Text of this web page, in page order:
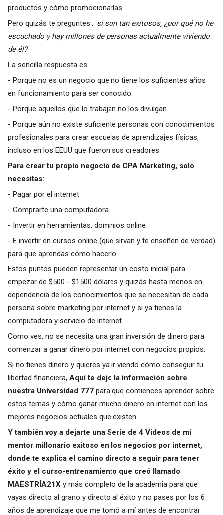
productos y cómo promocionarlas.
Pero quizás te preguntes… si son tan exitosos, ¿por qué no he
escuchado y hay millones de personas actualmente viviendo
de él?
La sencilla respuesta es:
- Porque no es un negocio que no tiene los suficientes años
en funcionamiento para ser conocido.
- Porque aquellos que lo trabajan no los divulgan.
- Porque aún no existe suficiente personas con conocimientos
profesionales para crear escuelas de aprendizajes físicas,
incluso en los EEUU que fueron sus creadores.
Para crear tu propio negocio de CPA Marketing, solo
necesitas:
- Pagar por el internet
- Comprarte una computadora
- Invertir en herramientas, dominios online
- E invertir en cursos online (que sirvan y te enseñen de verdad)
para que aprendas cómo hacerlo
Estos puntos pueden representar un costo inicial para
empezar de $500 - $1500 dólares y quizás hasta menos en
dependencia de los conocimientos que se necesitan de cada
persona sobre marketing por internet y si ya tienes la
computadora y servicio de internet.
Como ves, no se necesita una gran inversión de dinero para
comenzar a ganar dinero por internet con negocios propios.
Si no tienes dinero y quieres ya ir viendo cómo conseguir tu
libertad financiera, Aquí te dejo la información sobre
nuestra Universidad 777para que comiences aprender sobre
estos temas y cómo ganar mucho dinero en internet con los
mejores negocios actuales que existen.
Y también voy a dejarte una Serie de 4 Videos de mi
mentor millonario exitoso en los negocios por internet,
donde te explica el camino directo a seguir para tener
éxito y el curso-entrenamiento que creó llamado
MAESTRÍA21Xy más completo de la academia para que
vayas directo al grano y directo al éxito y no pases por los 6
años de aprendizaje que me tomó a mí antes de encontrar